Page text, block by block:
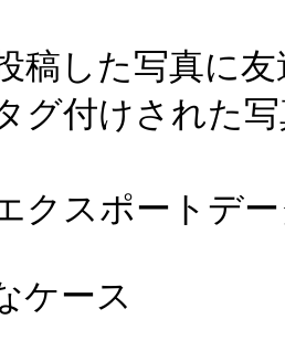
した写真に
付けされた写
スポートデ
ケース